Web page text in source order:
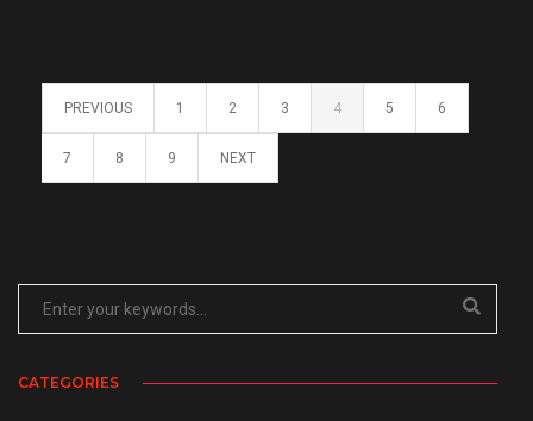
PREVIOUS 1 2 3 4 5 6
7 8 9 NEXT
CATEGORIES